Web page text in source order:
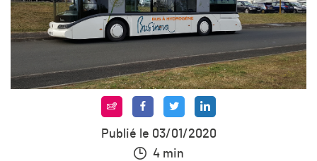
Publié le 03/01/2020
4 min